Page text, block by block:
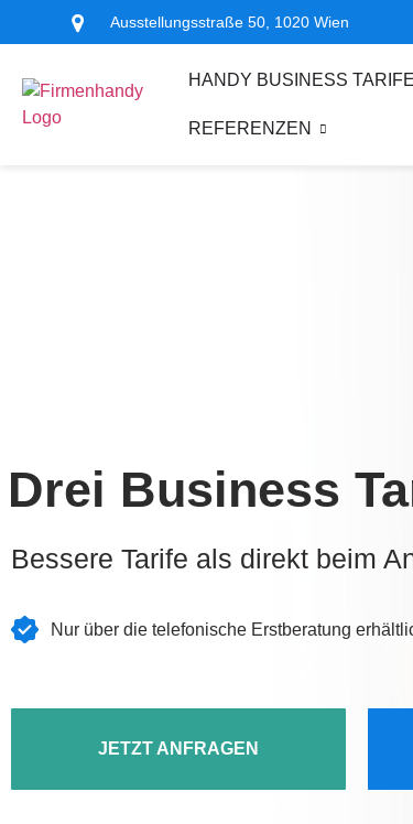
Ausstellungsstraße 50, 1020 Wien
HANDY BUSINESS TARIFE
REFERENZEN
Drei Business
Bessere Tarife als direkt beim
Nur über die telefonische Erstberatung
JETZT ANFRAGEN